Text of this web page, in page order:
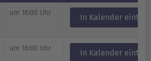
um 16:00 Uhr In Kalender
um 16:00 Uhr In Kalender